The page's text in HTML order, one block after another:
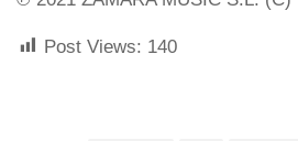
Post Views: 140